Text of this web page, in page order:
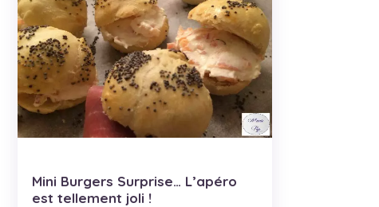
Mini Burgers Surprise… L’apéro
est tellement joli !